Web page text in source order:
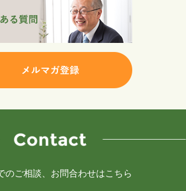
のご相談、お問合わせはこちら